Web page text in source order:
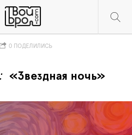
«Звездная ночь»
0 ПОДЕЛИЛИСЬ